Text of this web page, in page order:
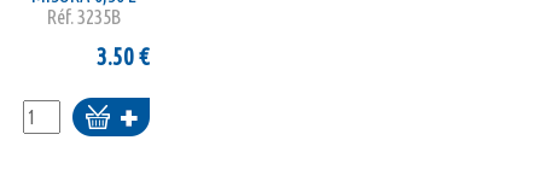
Réf.3235B
3.50€
Ajouter
au